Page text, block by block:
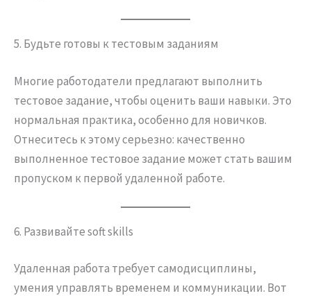
5. Будьте готовы к тестовым заданиям
Многие работодатели предлагают выполнить
тестовое задание, чтобы оценить ваши навыки. Это
нормальная практика, особенно для новичков.
Отнеситесь к этому серьезно: качественно
выполненное тестовое задание может стать вашим
пропуском к первой удаленной работе.
6. Развивайте soft skills
Удаленная работа требует самодисциплины,
умения управлять временем и коммуникации. Вот